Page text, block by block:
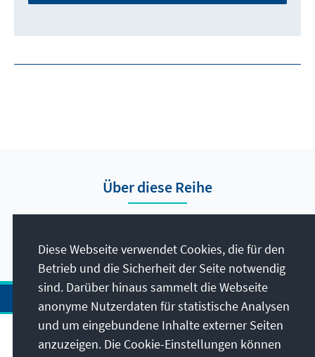
Über diese Reihe
Nigeria.
Anschrift
Diese Webseite verwendet Cookies, die für den
Betrieb und die Sicherheit der Seite notwendig
sind. Darüber hinaus sammelt die Webseite
anonyme Nutzerdaten für statistische Analysen
und um eingebundene Inhalte externer Seiten
anzuzeigen. Die Cookie-Einstellungen können